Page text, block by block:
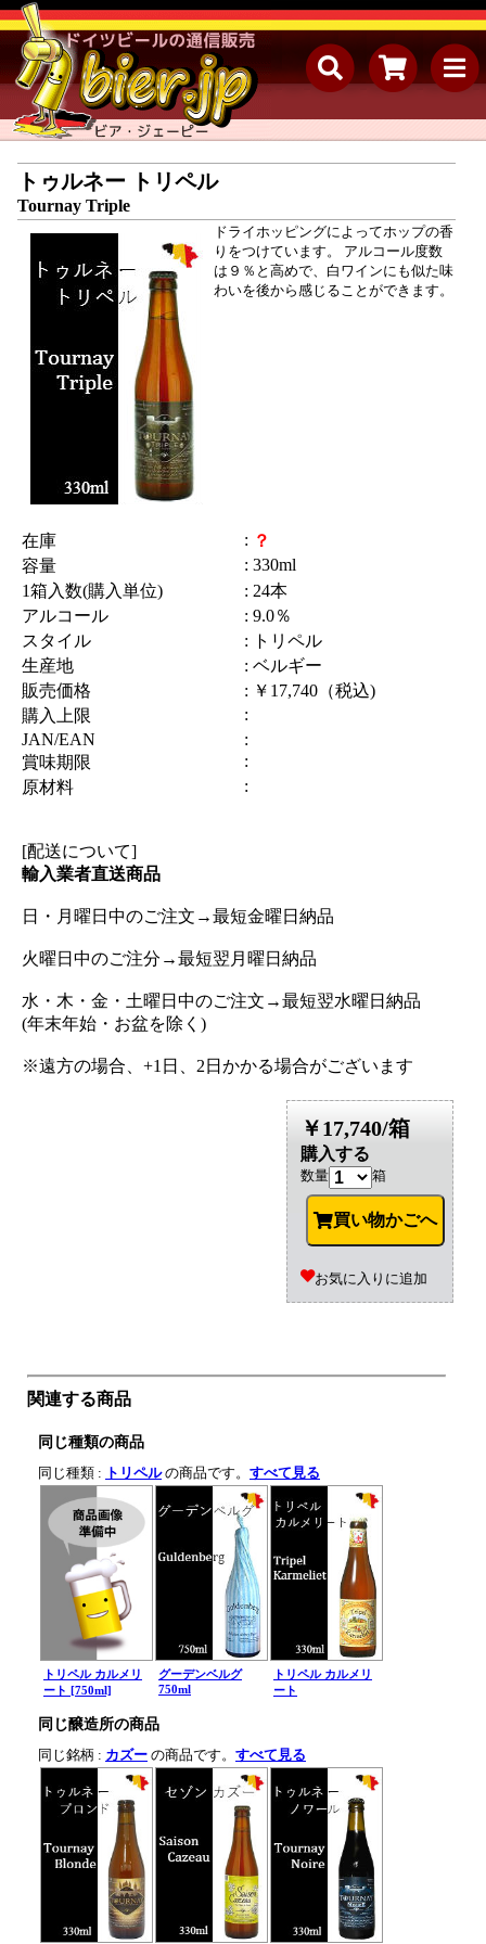
トゥルネー トリペル
Tournay Triple
ドライホッピングによってホップの香
りをつけています。 アルコール度数
は９％と高めで、白ワインにも似た味
わいを後から感じることができます。
在庫 : ？
容量
: 330ml
1箱入数(購入単位)
: 24本
アルコール
: 9.0％
スタイル
: トリペル
生産地
: ベルギー
販売価格
: ￥17,740（税込)
購入上限
:
JAN/EAN
:
賞味期限
:
原材料
:
[配送について]
輸入業者直送商品
日・月曜日中のご注文→最短金曜日納品
火曜日中のご注分→最短翌月曜日納品
水・木・金・土曜日中のご注文→最短翌水曜日納品
(年末年始・お盆を除く)
※遠方の場合、+1日、2日かかる場合がございます
￥17,740/箱
購入する
数量 箱
買い物かごへ
お気に入りに追加
関連する商品
同じ種類の商品
同じ種類 : トリペルの商品です。 すべて見る
トリペル カルメリ
ート [750ml]
グーデンベルグ
750ml
トリペル カルメリ
ート
同じ醸造所の商品
同じ銘柄 : カズー の商品です。 すべて見る